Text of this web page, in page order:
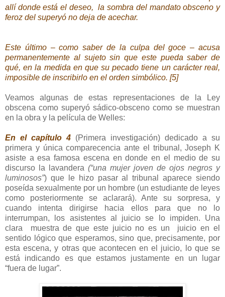
allí donde está el deseo,
la sombra del mandato obsceno y
feroz del superyó no deja de acechar.
Este último – como saber de la culpa del goce – acusa
permanentemente al sujeto sin que este pueda saber de
qué, en la medida en que su pecado tiene un carácter real,
imposible de inscribirlo en el orden simbólico. [5]
Veamos algunas de estas representaciones de la Ley
obscena como superyó sádico-obsceno como se muestran
en la obra y la película de Welles:
En el capítulo 4 (Primera investigación) dedicado a su
primera y única comparecencia ante el tribunal, Joseph K
asiste a esa famosa escena en donde en el medio de su
discurso la lavandera (“una mujer joven de ojos negros y
luminosos”) que le hizo pasar al tribunal aparece siendo
poseída sexualmente por un hombre (un estudiante de leyes
como posteriormente se aclarará). Ante su sorpresa, y
cuando intenta dirigirse hacia ellos para que no lo
interrumpan, los asistentes al juicio se lo impiden. Una
clara
muestra de que este juicio no es un
juicio en el
sentido lógico que esperamos, sino que, precisamente, por
esta escena, y otras que acontecen en el juicio, lo que se
está indicando es que estamos justamente en un lugar
“fuera de lugar”.